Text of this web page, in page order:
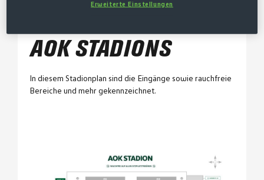
AOK STADIONS
In diesem Stadionplan sind die Eingänge sowie rauchfreie
Bereiche und mehr gekennzeichnet.
Erweiterte Einstellungen